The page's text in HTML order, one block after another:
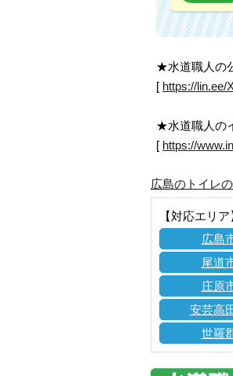
★水道職人の
[ https://lin.ee/
★水道職人の
[ https://
広島のトイレ
【対応エリア
広島
尾道
庄原
安芸高
世羅